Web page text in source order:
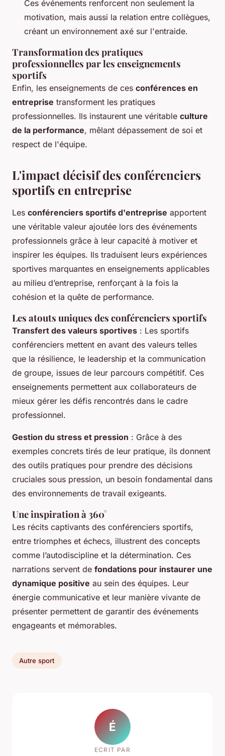
Ces événements renforcent non seulement la
motivation, mais aussi la relation entre collègues,
créant un environnement axé sur l'entraide.
Transformation des pratiques
professionnelles par les enseignements
sportifs
Enfin, les enseignements de ces conférences en
entreprise transforment les pratiques
professionnelles. Ils instaurent une véritable culture
de la performance, mêlant dépassement de soi et
respect de l'équipe.
L'impact décisif des conférenciers
sportifs en entreprise
Les conférenciers sportifs d'entreprise apportent
une véritable valeur ajoutée lors des événements
professionnels grâce à leur capacité à motiver et
inspirer les équipes. Ils traduisent leurs expériences
sportives marquantes en enseignements applicables
au milieu d’entreprise, renforçant à la fois la
cohésion et la quête de performance.
Les atouts uniques des conférenciers sportifs
Transfert des valeurs sportives : Les sportifs
conférenciers mettent en avant des valeurs telles
que la résilience, le leadership et la communication
de groupe, issues de leur parcours compétitif. Ces
enseignements permettent aux collaborateurs de
mieux gérer les défis rencontrés dans le cadre
professionnel.
Gestion du stress et pression : Grâce à des
exemples concrets tirés de leur pratique, ils donnent
des outils pratiques pour prendre des décisions
cruciales sous pression, un besoin fondamental dans
des environnements de travail exigeants.
Une inspiration à 360°
Les récits captivants des conférenciers sportifs,
entre triomphes et échecs, illustrent des concepts
comme l’autodiscipline et la détermination. Ces
narrations servent de fondations pour instaurer une
dynamique positive au sein des équipes. Leur
énergie communicative et leur manière vivante de
présenter permettent de garantir des événements
engageants et mémorables.
Autre sport
É
ECRIT PAR